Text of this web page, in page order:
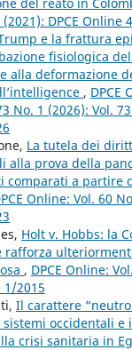
DPCE Online
e la frattura
fisiologica
alla deformazione
, DPCE
No. 1 (2026): Vol.
La tutela dei
alla prova della
comparati a partire
Online: Vol. 60
Holt v. Hobbs: la
rafforza
, DPCE Online:
1/2015
Il carattere
sistemi occidentali e
crisi sanitaria in